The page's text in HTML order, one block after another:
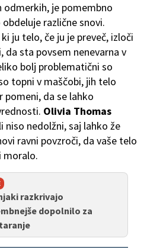
je pomembno
različne snovi.
ju telo, če ju je preveč, izloči
da sta povsem nenevarna v
bolj problematični so
topni v maščobi, jih telo
pomeni, da se lahko
Olivia Thomas
nedolžni, saj lahko že
ravni povzroči, da vaše telo
moralo.
razkrivajo
dopolnilo za